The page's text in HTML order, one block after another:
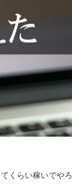
くらい稼いでやろ